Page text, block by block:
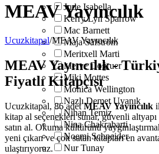
Jude Isabella
Kerry Lyn Sparrow
Mac Barnett
Maja Säfström
Meritxell Marti
Merve Doğruer
Miki Mottes
Monica Wellington
Nazlı Demet Uyanık
Nihan Temiz
Nina Chakrabarti
Noemi Schneider
Nur Tunay
MEAV Yayıncılık
Ucuzkitapal/MEAV Yayıncılık
MEAV Yayıncılık -
Fiyatlı Kitapçısı
Ucuzkitapal, 86 adetMEAV Yayıncılık
kitap al seçenekleri sunar, güvenli altyapı
satın al. Okuma kültürünü
yeni çıkan ve çok satan kitapları en
ulaştırıyoruz.